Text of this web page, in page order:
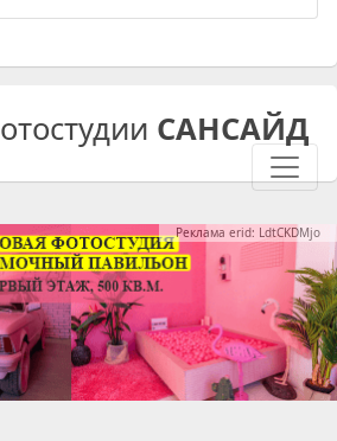
САНСАЙД
Реклама erid: LdtCKDMjo